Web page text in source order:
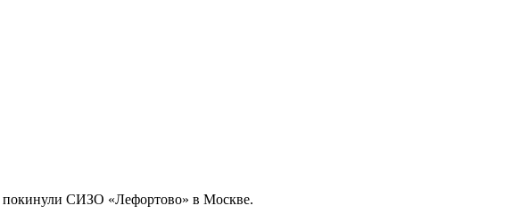
покинули СИЗО «Лефортово» в Москве.